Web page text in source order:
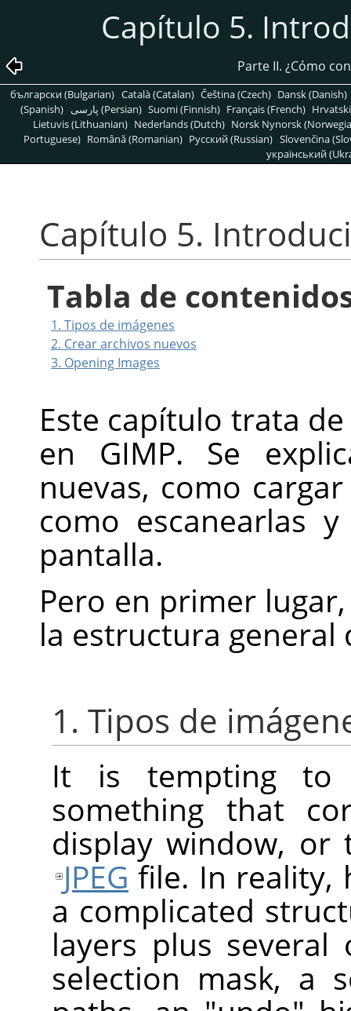
Capítulo 5.
Parte II. ¿Cómo
български (Bulgarian) Català (Catalan) Čeština (Czech) Dansk (Danish)
(Spanish)
پارسی (Persian) Suomi (Finnish) Français (French)
Lietuvis (Lithuanian) Nederlands (Dutch) Norsk Nynorsk
Portuguese) Română (Romanian) Pусский (Russian) Slovenčina
український
Capítulo 5.
Tabla de
1. Tipos de imágenes
2. Crear archivos nuevos
3. Opening Images
Este capítulo trata
en GIMP. Se
nuevas, como
como escanearlas
pantalla.
Pero en primer
la estructura general
1. Tipos de
It is tempting
something that
display window,
JPEG file. In reality,
a complicated
layers plus
selection mask, a